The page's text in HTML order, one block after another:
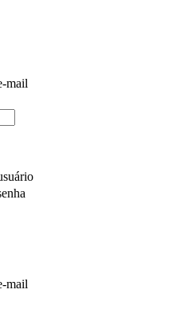
mail
mail